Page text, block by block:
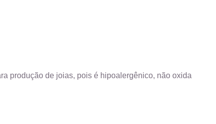
produção de joias, pois é hipoalergênico, não oxida